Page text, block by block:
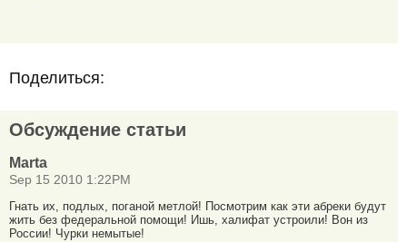
Поделиться:
Обсуждение статьи
Marta
Sep 15 2010 1:22PM
Гнать их, подлых, поганой метлой! Посмотрим как эти абреки будут
жить без федеральной помощи! Ишь, халифат устроили! Вон из
России! Чурки немытые!